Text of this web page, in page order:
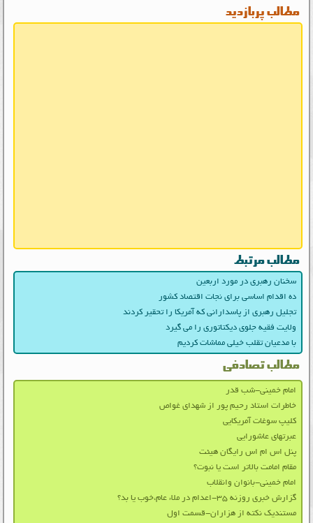
مطالب پربازدید
مطالب مرتبط
سخنان رهبری در مورد اربعین
ده اقدام اساسی برای نجات اقتصاد کشور
تجلیل رهبری از پاسدارانی که آمریکا را تحقیر کردند
ولایت فقیه جلوی دیکتاتوری را می گیرد
با مدعیان تقلب خیلی مماشات کردیم
مطالب تصادفی
امام خمینی-شب قدر
خاطرات استاد رحیم پور از شهدای غواص
کلیپ سوغات آمریکایی
عبرتهای عاشورایی
پنل اس ام اس رایگان هیئت
مقام امامت بالاتر است يا نبوت؟
امام خمینی-بانوان وانقلاب
گزارش خبری روزنه ۳۵-اعدام در ملاء عام،خوب یا بد؟
مستندیک نکته از هزاران-قسمت اول